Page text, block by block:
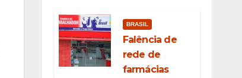
BRASIL
Falência de
rede de
farmácias